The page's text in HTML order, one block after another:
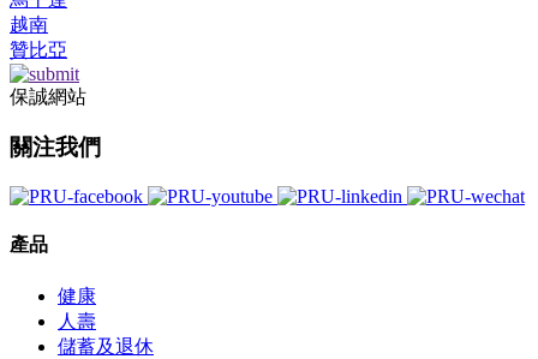
越南
贊比亞
保誠網站
關注我們
產品
健康
人壽
儲蓄及退休